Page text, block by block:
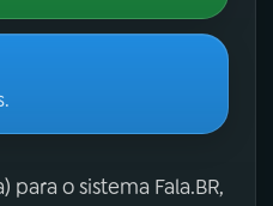
o sistema Fala.BR,